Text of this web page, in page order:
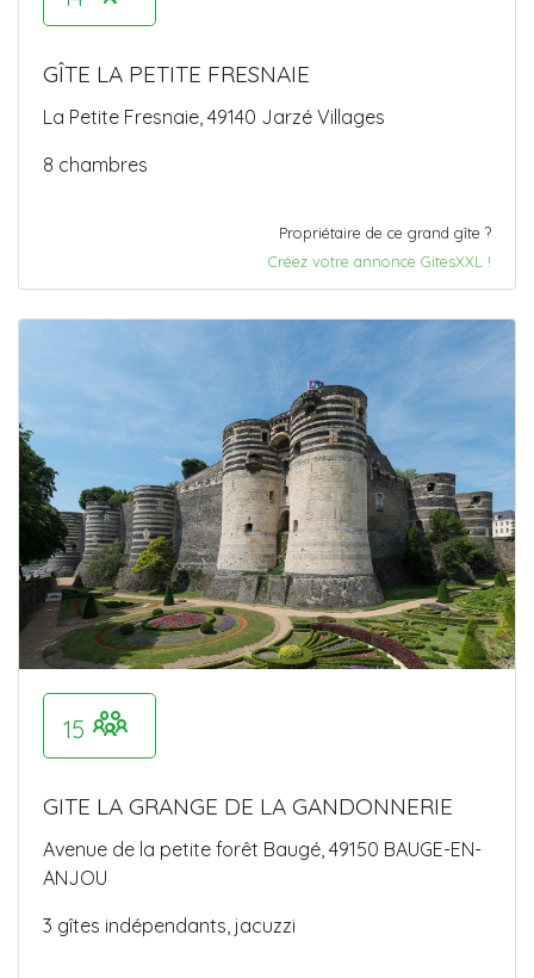
GÎTE LA PETITE FRESNAIE
La Petite Fresnaie, 49140 Jarzé Villages
8 chambres
Propriétaire de ce grand gîte ?
Créez votre annonce GitesXXL !
15
GITE LA GRANGE DE LA GANDONNERIE
Avenue de la petite forêt Baugé, 49150 BAUGE-EN-
ANJOU
3 gîtes indépendants, jacuzzi